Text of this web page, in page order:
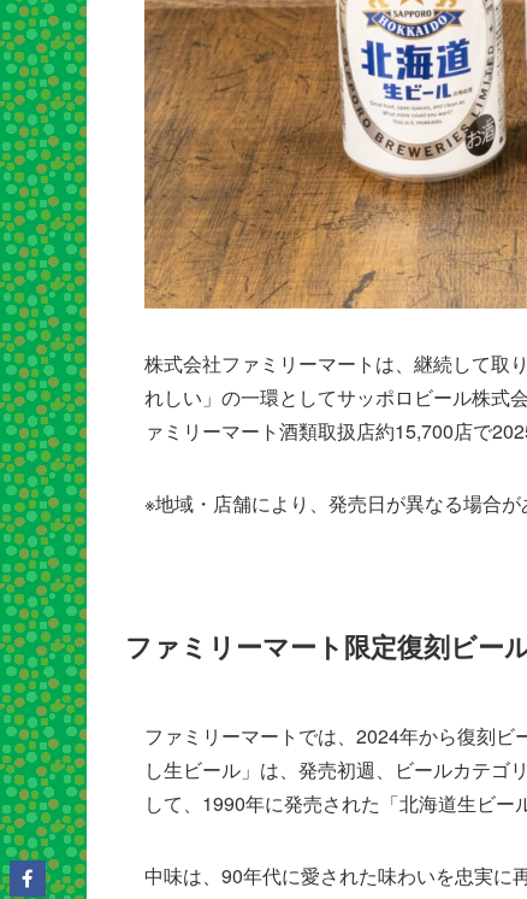
株式会社ファミリーマートは、継続して取
れしい」の一環としてサッポロビール株式
ァミリーマート酒類取扱店約15,700店で
※地域・店舗により、発売日が異なる場合が
ファミリーマート限定復刻ビー
ファミリーマートでは、2024年から復刻
し生ビール」は、発売初週、ビールカテゴ
して、1990年に発売された「北海道生ビー
中味は、90年代に愛された味わいを忠実に